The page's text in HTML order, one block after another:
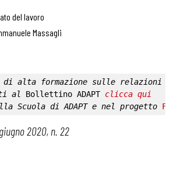
del lavoro
Massagli
alta formazione sulle relazioni
al Bollettino ADAPT clicca qui
Scuola di ADAPT e nel progetto
2020, n. 22